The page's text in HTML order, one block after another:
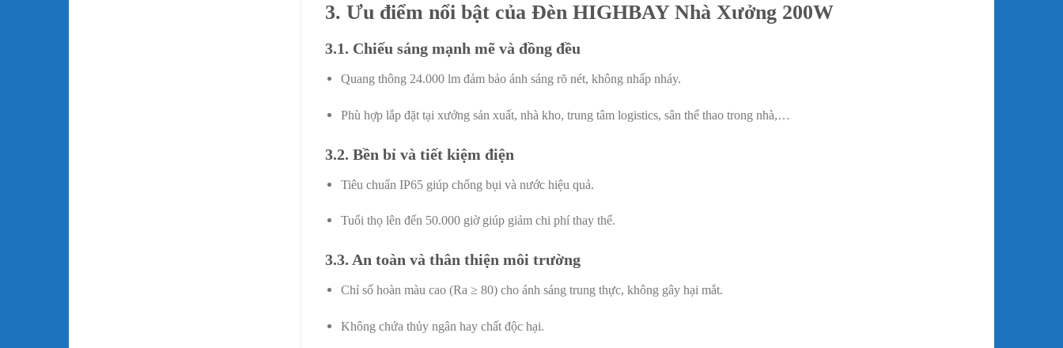
3. Ưu điểm nổi bật của Đèn HIGHBAY Nhà Xưởng 200W
3.1. Chiếu sáng mạnh mẽ và đồng đều
Quang thông 24.000 lm đảm bảo ánh sáng rõ nét, không nhấp nháy.
Phù hợp lắp đặt tại xưởng sản xuất, nhà kho, trung tâm logistics, sân thể thao trong nhà,…
3.2. Bền bỉ và tiết kiệm điện
Tiêu chuẩn IP65 giúp chống bụi và nước hiệu quả.
Tuổi thọ lên đến 50.000 giờ giúp giảm chi phí thay thế.
3.3. An toàn và thân thiện môi trường
Chỉ số hoàn màu cao (Ra ≥ 80) cho ánh sáng trung thực, không gây hại mắt.
Không chứa thủy ngân hay chất độc hại.